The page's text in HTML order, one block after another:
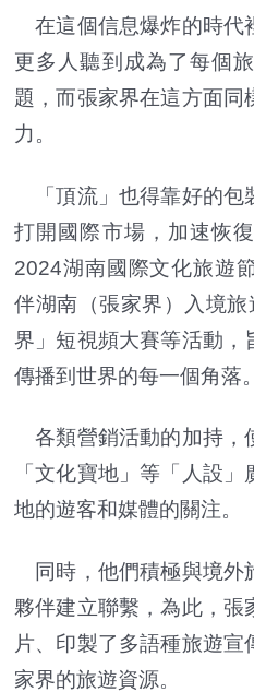
在這個信息爆炸的時代
更多人聽到成為了每個
題，而張家界在這方面同
力。
「頂流」也得靠好的包
打開國際市場，加速恢
2024湖南國際文化旅遊
伴湖南（張家界）入境
界」短視頻大賽等活動，
傳播到世界的每一個角落。
各類營銷活動的加持，
「文化寶地」等「人設
地的遊客和媒體的關注。
同時，他們積極與境外
夥伴建立聯繫，為此，張
片、印製了多語種旅遊
家界的旅遊資源。